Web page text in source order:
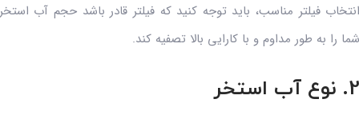
فیلتر مناسب، باید توجه کنید که فیلتر قادر باشد حجم آب
را به طور مداوم و با کارایی بالا تصفیه کند.
استخر